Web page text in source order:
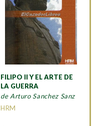
FILIPO II Y EL ARTE DE
LA GUERRA
de Arturo Sanchez Sanz
HRM